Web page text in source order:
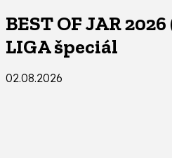
BEST OF JAR
LIGA špeciál
02.08.2026